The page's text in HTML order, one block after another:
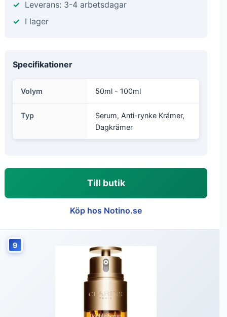
Leverans: 3-4 arbetsdagar
I lager
Specifikationer
Volym 50ml - 100ml
Typ
Serum, Anti-rynke Krämer,
Dagkrämer
Till butik
Köp hos Notino.se
9